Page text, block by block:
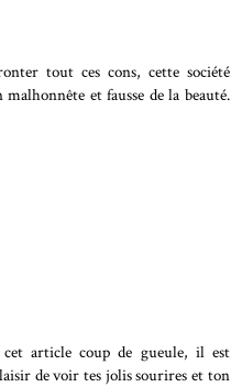
tout ces cons, cette société
et fausse de la beauté.
article coup de gueule, il est
de voir tes jolis sourires et ton